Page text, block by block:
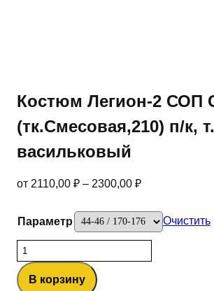
Костюм Легион-2 СОП
(тк.Смесовая,210) п/к,
васильковый
от 2110,00 ₽ – 2300,00 ₽
Параметр Очистить
Количество
товара
Костюм
В корзину